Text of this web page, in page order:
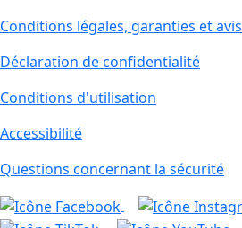
Conditions légales, garanties et avis
Déclaration de confidentialité
Conditions d'utilisation
Accessibilité
Questions concernant la sécurité